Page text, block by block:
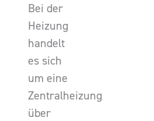
Bei der
Heizung
handelt
es sich
um eine
Zentralheizung
über